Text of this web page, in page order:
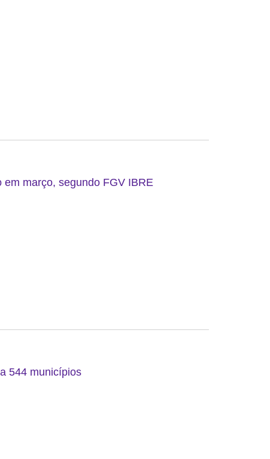
março, segundo FGV IBRE
544 municípios